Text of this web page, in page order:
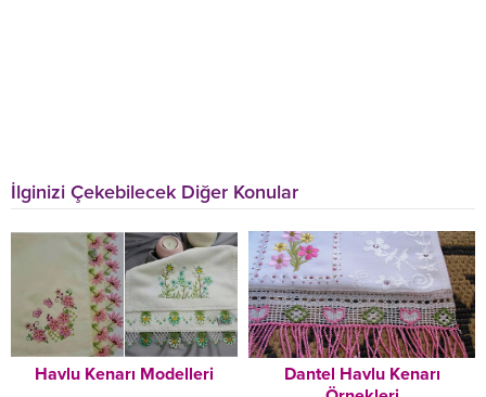
İlginizi Çekebilecek Diğer Konular
Havlu Kenarı Modelleri
Dantel Havlu Kenarı